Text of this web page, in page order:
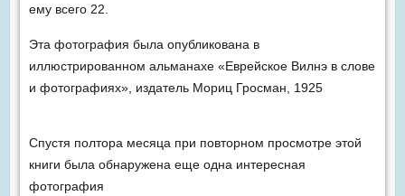
ему всего 22.
Эта фотография была опубликована в
иллюстрированном альманахе «Еврейское Вилнэ в слове
и фотографиях», издатель Мориц Гросман, 1925
Спустя полтора месяца при повторном просмотре этой
книги была обнаружена еще одна интересная
фотография